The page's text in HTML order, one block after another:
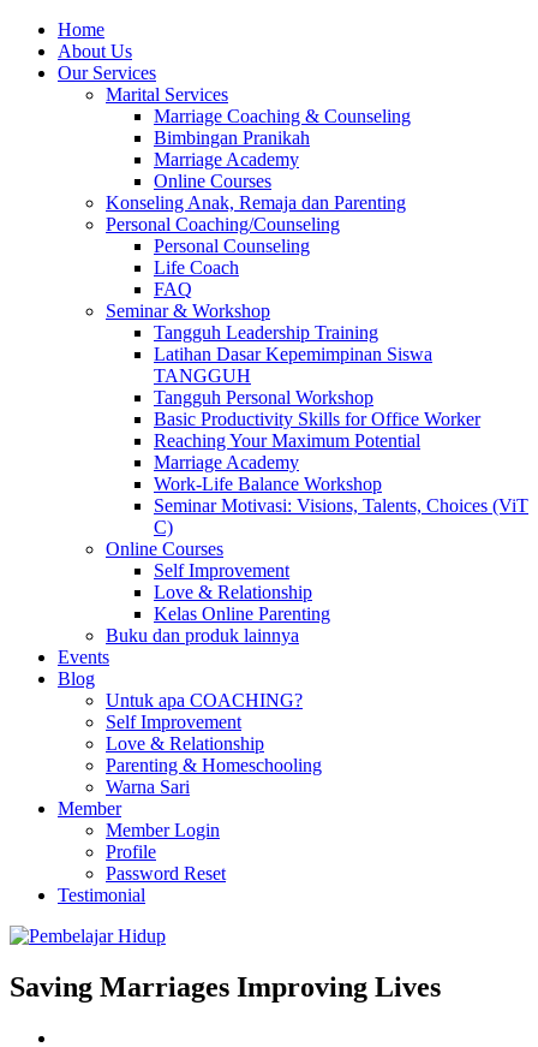
Skip
content
Home
About Us
Our Services
Marital Services
Marriage Coaching & Counseling
Bimbingan Pranikah
Marriage Academy
Online Courses
Konseling Anak, Remaja dan Parenting
Personal Coaching/Counseling
Personal Counseling
Life Coach
FAQ
Seminar & Workshop
Tangguh Leadership Training
Latihan Dasar Kepemimpinan Siswa
TANGGUH
Tangguh Personal Workshop
Basic Productivity Skills for Office Worker
Reaching Your Maximum Potential
Marriage Academy
Work-Life Balance Workshop
Seminar Motivasi: Visions, Talents, Choices (ViT
C)
Online Courses
Self Improvement
Love & Relationship
Kelas Online Parenting
Buku dan produk lainnya
Events
Blog
Untuk apa COACHING?
Self Improvement
Love & Relationship
Parenting & Homeschooling
Warna Sari
Member
Member Login
Profile
Password Reset
Testimonial
Saving Marriages Improving Lives